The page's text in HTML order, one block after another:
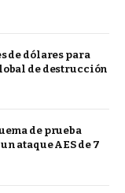
de dólares para
de destrucción
de prueba
ataque AES de 7